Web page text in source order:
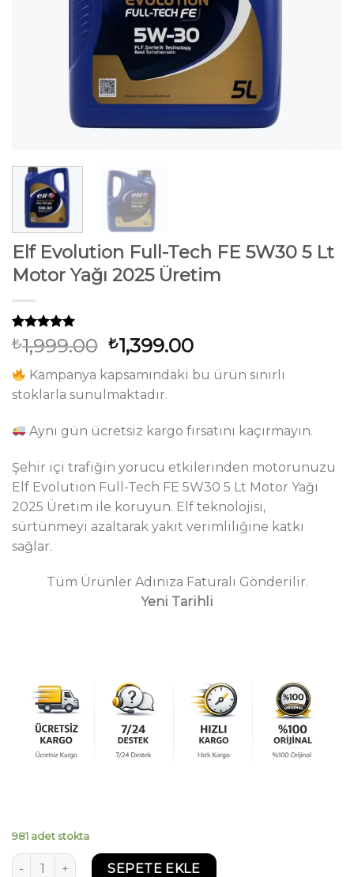
Elf Evolution Full-Tech FE 5W30 5 Lt
Motor Yağı 2025 Üretim
31
müşteri
puanına
5 üzerinden
5.00puan
aldı
₺1,999.00 Orijinal
₺1,999.00.
₺1,399.00Şu
andaki
fiyat:
Kampanya kapsamındaki bu ürün sınırlı
stoklarla sunulmaktadır.
Aynı gün ücretsiz kargo fırsatını kaçırmayın.
Şehir içi trafiğin yorucu etkilerinden motorunuzu
Elf Evolution Full-Tech FE 5W30 5 Lt Motor Yağı
2025 Üretim ile koruyun. Elf teknolojisi,
sürtünmeyi azaltarak yakıt verimliliğine katkı
sağlar.
Tüm Ürünler Adınıza Faturalı Gönderilir.
Yeni Tarihli
981 adet stokta
Elf Evolution Full-Tech FE 5W30 5 Lt Motor Yağı 2025
SEPETE EKLE